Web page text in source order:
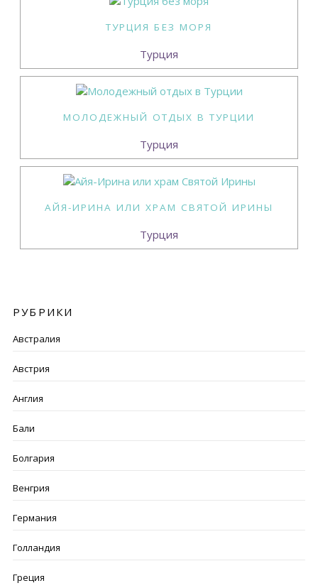
ТУРЦИЯ БЕЗ МОРЯ
Турция
МОЛОДЕЖНЫЙ ОТДЫХ В ТУРЦИИ
Турция
АЙЯ-ИРИНА ИЛИ ХРАМ СВЯТОЙ ИРИНЫ
Турция
РУБРИКИ
Австралия
Австрия
Англия
Бали
Болгария
Венгрия
Германия
Голландия
Греция